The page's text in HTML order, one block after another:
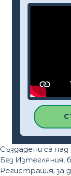
Създадени са над
Без Изтегляния,
Регистрация, за